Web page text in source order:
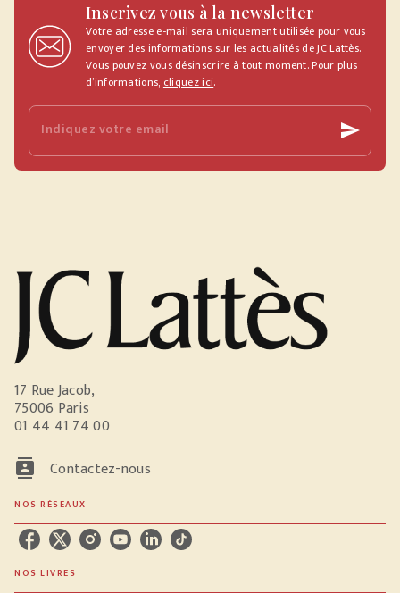
Inscrivez vous à la newsletter
Votre adresse e-mail sera uniquement utilisée pour vous
envoyer des informations sur les actualités de JC Lattès.
Vous pouvez vous désinscrire à tout moment. Pour plus
d’informations, cliquez ici.
Indiquez votre email send
17 Rue Jacob,
75006 Paris
01 44 41 74 00
contacts Contactez-nous
NOS RÉSEAUX
NOS LIVRES